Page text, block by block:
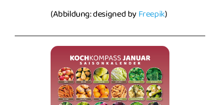
(Abbildung: designed byFreepik)